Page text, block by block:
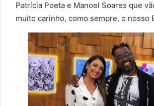
Patrícia Poeta e Manoel Soares que
muito carinho, como sempre, o nosso